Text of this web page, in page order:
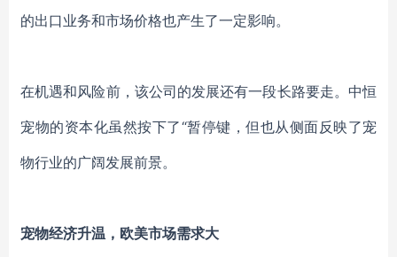
的出口业务和市场价格也产生了一定影响。
在机遇和风险前，该公司的发展还有一段长路要走。中恒
宠物的资本化虽然按下了“暂停键，但也从侧面反映了宠
物行业的广阔发展前景。
宠物经济升温，欧美市场需求大